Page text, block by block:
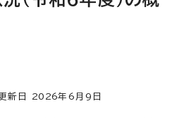
日 2026年6月9日